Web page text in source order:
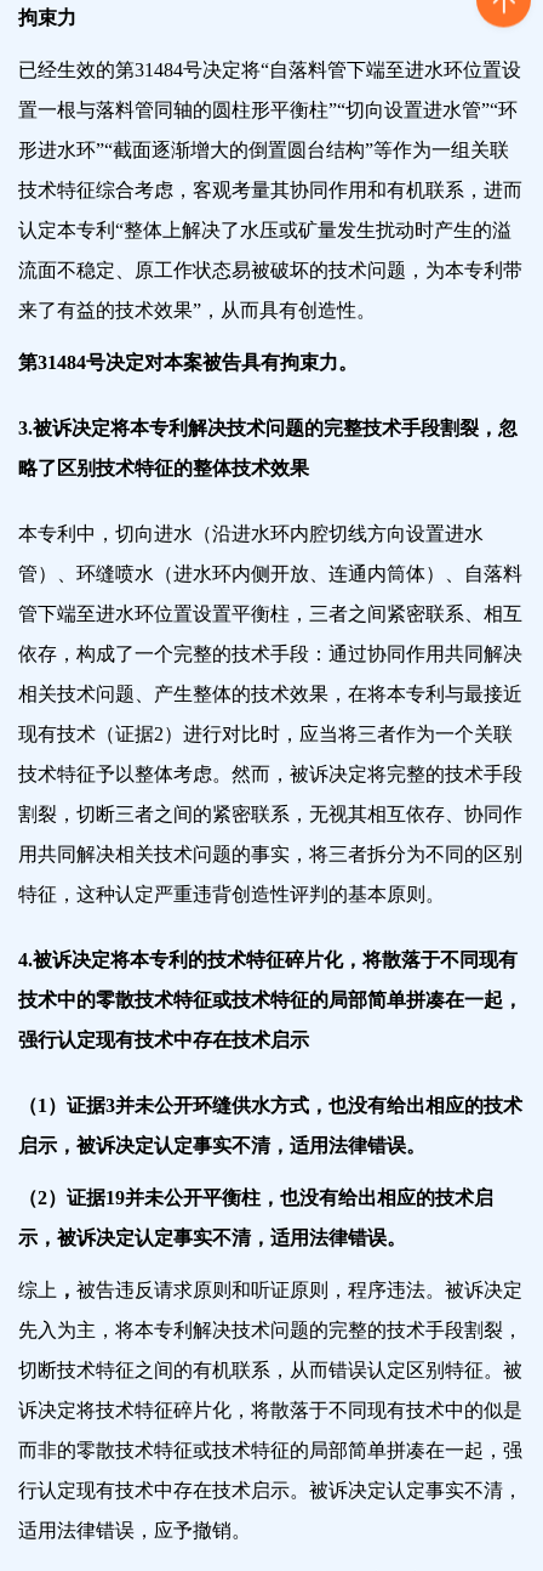
拘束力
已经生效的第31484号决定将“自落料管下端至进水环位置设
置一根与落料管同轴的圆柱形平衡柱”“切向设置进水管”“环
形进水环”“截面逐渐增大的倒置圆台结构”等作为一组关联
技术特征综合考虑，客观考量其协同作用和有机联系， 进而
认定本专利“整体上解决了水压或矿量发生扰动时产生的溢
流面不稳定、原工作状态易被破坏的技术问题，为本专利带
来了有益的技术效果”，从而具有创造性。
第31484号决定对本案被告具有拘束力。
3.被诉决定将本专利解决技术问题的完整技术手段割裂，忽
略了区别技术特征的整体技术效果
本专利中，切向进水（沿进水环内腔切线方向设置进水
管）、环缝喷水（进水环内侧开放、连通内筒体）、自落料
管下端至进水环位置设置平衡柱，三者之间紧密联系、相互
依存，构成了一个完整的技术手段：通过协同作用共同解决
相关技术问题、产生整体的技术效果，在将本专利与最接近
现有技术（证据2）进行对比时，应当将三者作为一个关联
技术特征予以整体考虑。 然而，被诉决定将完整的技术手段
割裂，切断三者之间的紧密联系，无视其相互依存、协同作
用共同解决相关技术问题的事实，将三者拆分为不同的区别
特征，这种认定严重违背创造性评判的基本原则。
4.被诉决定将本专利的技术特征碎片化，将散落于不同现有
技术中的零散技术特征或技术特征的局部简单拼凑在一起，
强行认定现有技术中存在技术启示
（1）证据3并未公开环缝供水方式，也没有给出相应的技术
启示，被诉决定认定事实不清，适用法律错误。
（2）证据19并未公开平衡柱，也没有给出相应的技术启
示，被诉决定认定事实不清，适用法律错误。
综上 ， 被告违反请求原则和听证原则，程序违法。被诉决定
先入为主，将本专利解决技术问题的完整的技术手段割裂，
切断技术特征之间的有机联系，从而错误认定区别特征。被
诉决定将技术特征碎片化，将散落于不同现有技术中的似是
而非的零散技术特征或技术特征的局部简单拼凑在一起，强
行认定现有技术中存在技术启示。被诉决定认定事实不清，
适用法律错误，应予撤销。